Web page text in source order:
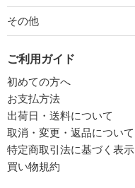
その他
ご利用ガイド
初めての方へ
お支払方法
出荷日・送料について
取消・変更・返品について
特定商取引法に基づく表示
買い物規約